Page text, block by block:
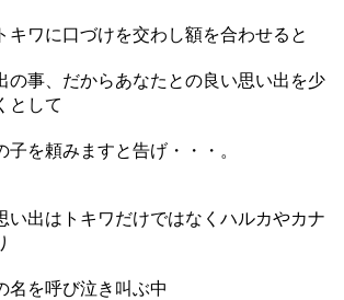
キワに口づけを交わし額を合わせると
の事、だからあなたとの良い思い出を少
として
子を頼みますと告げ・・・。
い出はトキワだけではなくハルカやカナ
名を呼び泣き叫ぶ中